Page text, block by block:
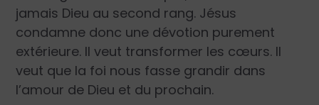
jamais Dieu au second rang. Jésus
condamne donc une dévotion purement
extérieure. Il veut transformer les cœurs. Il
veut que la foi nous fasse grandir dans
l’amour de Dieu et du prochain.